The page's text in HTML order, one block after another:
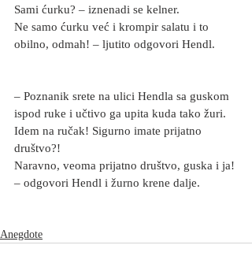
Sami ćurku? – iznenadi se kelner.
Ne samo ćurku već i krompir salatu i to
obilno, odmah! – ljutito odgovori Hendl.
– Poznanik srete na ulici Hendla sa guskom
ispod ruke i učtivo ga upita kuda tako žuri.
Idem na ručak! Sigurno imate prijatno
društvo?!
Naravno, veoma prijatno društvo, guska i ja!
– odgovori Hendl i žurno krene dalje.
Anegdote